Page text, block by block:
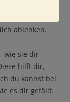
dass
ablenken.
wie sie dir
hilft dir,
du kannst bei
es dir gefällt.